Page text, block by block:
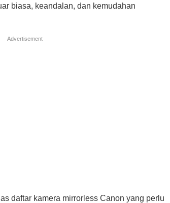
biasa, keandalan, dan kemudahan
Advertisement
daftar kamera mirrorless Canon yang perlu